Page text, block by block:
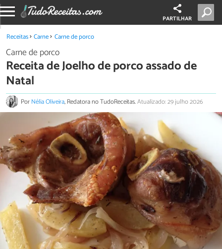
PARTILHAR
Receitas Carne Carne de porco
Carne de porco
Receita de Joelho de porco assado de
Natal
PorNélia Oliveira, Redatora no TudoReceitas.Atualizado: 29 julho 2026